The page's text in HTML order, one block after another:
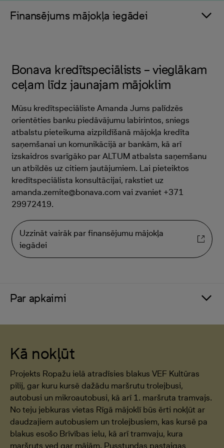
Finansējums mājokļa iegādei
Bonava kredītspeciālists – vieglākam
ceļam līdz jaunajam mājoklim
Mūsu kredītspeciāliste Amanda Jums palīdzēs
orientēties banku piedāvājumu labirintos, sniegs
atbalstu pieteikuma aizpildīšanā mājokļa kredīta
saņemšanai un komunikācijā ar bankām, kā arī
izskaidros svarīgāko par ALTUM atbalsta saņemšanu
un atbildēs uz citiem jautājumiem. Lai pieteiktos
kredītspeciālista konsultācijai, rakstiet uz
amanda.zemite@bonava.com vai zvaniet +371
29972419.
Uzzināt vairāk par finansējumu mājokļa
iegādei
Par apkaimi
Kā nokļūt
Projekts Ropažu ielā atradīsies blakus VEF Kultūras
pilij, gar kuru kursē dažādu maršrutu trolejbusi,
autobusi un mikroautobusi, kā arī 1. maršruta tramvajs.
No teju jebkuras vietas Rīgā mājoklī būs ērti nokļūt ar
daudzajiem autobusiem un trolejbusiem, kas kursē pa
blakus esošo Brīvības ielu, kā arī tramvaju, kura
maršruts ved gar mājām. Pusstundas pastaigas